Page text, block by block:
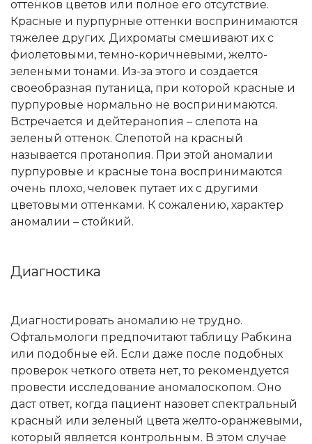
оттенков цветов или полное его отсутствие.
Красные и пурпурные оттенки воспринимаются
тяжелее других. Дихроматы смешивают их с
фиолетовыми, темно-коричневыми, желто-
зелеными тонами. Из-за этого и создается
своеобразная путаница, при которой красные и
пурпуровые нормально не воспринимаются.
Встречается и дейтеранопия – слепота на
зеленый оттенок. Слепотой на красный
называется протанопия. При этой аномалии
пурпуровые и красные тона воспринимаются
очень плохо, человек путает их с другими
цветовыми оттенками. К сожалению, характер
аномалии – стойкий.
Диагностика
Диагностировать аномалию не трудно.
Офтальмологи предпочитают таблицу Рабкина
или подобные ей. Если даже после подобных
проверок четкого ответа нет, то рекомендуется
провести исследование аномалоскопом. Оно
даст ответ, когда пациент назовет спектральный
красный или зеленый цвета желто-оранжевыми,
который является контрольным. В этом случае